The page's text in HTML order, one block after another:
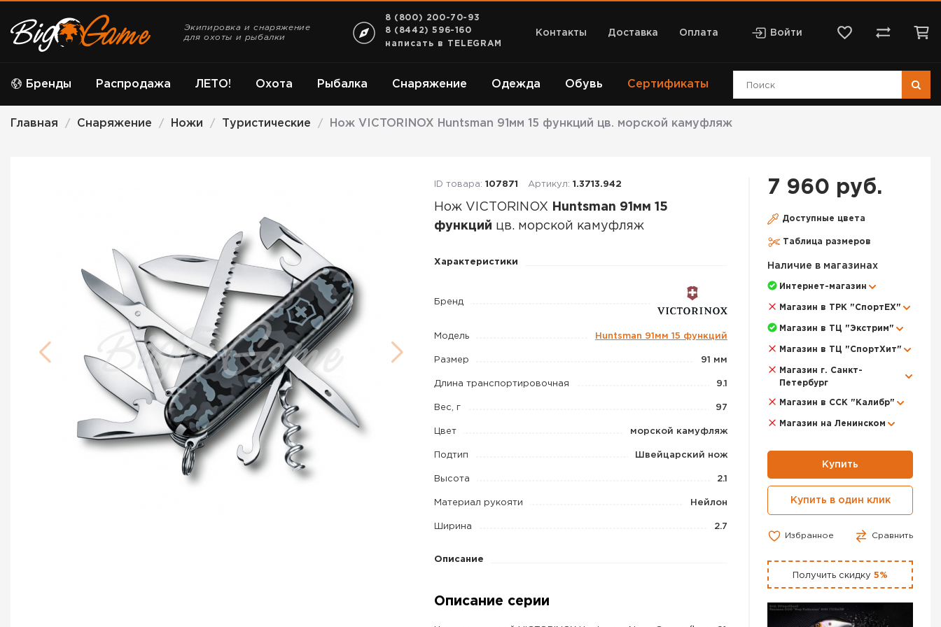
Экипировка и снаряжение
для охоты и рыбалки
8 (800) 200-70-93
8 (8442) 596-160
написать в TELEGRAM
Контакты Доставка Оплата Войти
Бренды ЛЕТО! Охота Рыбалка Снаряжение Одежда Обувь
Распродажа Сертификаты
Главная / Снаряжение / Ножи / Туристические / Нож VICTORINOX Huntsman 91мм 15 функций цв. морской камуфляж
ID товара: 107871 Артикул: 1.3713.942
Нож VICTORINOX
Huntsman 91мм 15
функций цв. морской камуфляж
Нож
Huntsman
15
цв.
морской
камуфляж
Характеристики
Бренд
Модель Huntsman 91мм 15 функций
Размер 91 мм
Длина транспортировочная 9.1
Вес, г 97
Цвет морской камуфляж
Подтип Швейцарский нож
Высота 2.1
Материал рукояти Нейлон
Ширина 2.7
Описание
Описание серии
7 960 руб.
Доступные цвета
Таблица размеров
Наличие в магазинах
Интернет-магазин
Магазин в ТРК "СпортЕХ"
Магазин в ТЦ "Экстрим"
Магазин в ТЦ "СпортХит"
Магазин г. Санкт-
Петербург
Магазин в ССК "Калибр"
Магазин на Ленинском
Купить
Купить в один клик
Избранное Сравнить
Получить скидку 5%